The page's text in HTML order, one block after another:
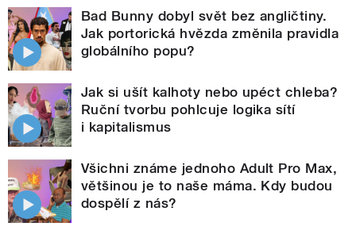
Bad Bunny dobyl svět bez angličtiny.
Jak portorická hvězda změnila pravidla
globálního popu?
Jak si ušít kalhoty nebo upéct chleba?
Ruční tvorbu pohlcuje logika sítí
i kapitalismus
Všichni známe jednoho Adult Pro Max,
většinou je to naše máma. Kdy budou
dospělí z nás?